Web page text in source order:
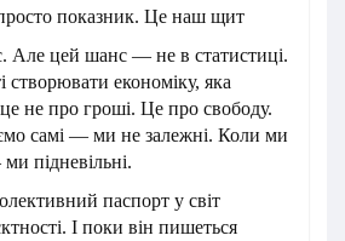
показник. Це наш щит
Але цей шанс — не в статистиці.
створювати економіку, яка
не про гроші. Це про свободу.
самі — ми не залежні. Коли ми
підневільні.
паспорт у світ
І поки він пишеться